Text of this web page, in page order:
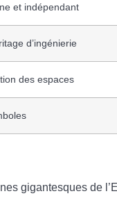
et indépendant
d’ingénierie
des espaces
gigantesques de